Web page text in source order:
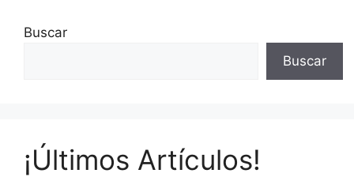
Buscar
Buscar
¡Últimos Artículos!